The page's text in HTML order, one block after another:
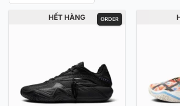
ORDER
HẾT HÀNG